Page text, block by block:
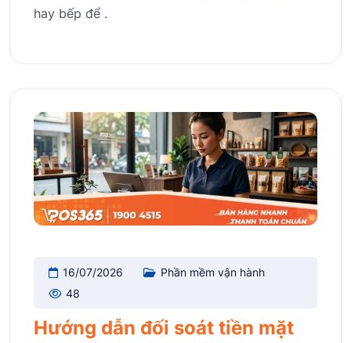
hay bếp để .
16/07/2026
Phần mềm vận hành
48
Hướng dẫn đối soát tiền mặt